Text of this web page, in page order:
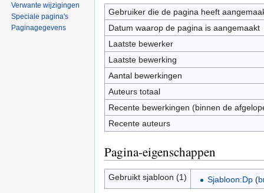
Gebruiker die de pagina heeft
Datum waarop de pagina is aangemaakt
Laatste bewerker
Laatste bewerking
Aantal bewerkingen
Auteurs totaal
Recente bewerkingen (binnen de
Recente auteurs
Pagina-eigenschappen
Gebruikt sjabloon (1) Sjabloon:Dp(
Verwante wijzigingen
Speciale pagina's
Paginagegevens